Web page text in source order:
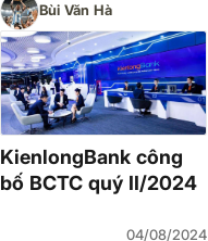
Bùi Văn Hà
KienlongBank công
bố BCTC quý II/2024
04/08/2024